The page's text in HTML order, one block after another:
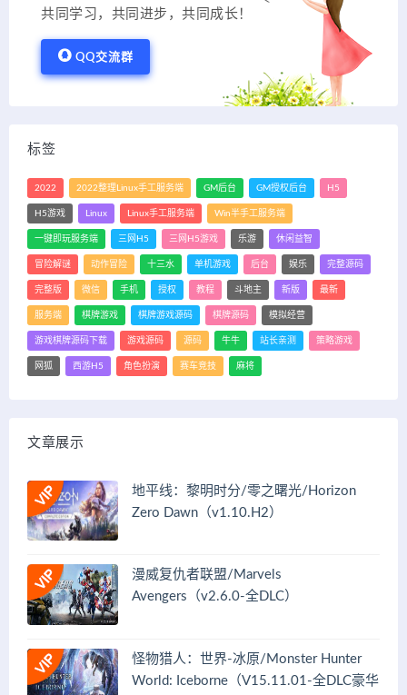
共同学习，共同进步，共同成长！
QQ交流群
标签
2022 2022整理Linux手工服务端 GM后台 GM授权后台 H5
H5游戏 Linux Linux手工服务端 Win半手工服务端
一键即玩服务端 三网H5 三网H5游戏 乐游 休闲益智
冒险解谜 动作冒险 十三水 单机游戏 后台 娱乐 完整源码
完整版 微信 手机 授权 教程 斗地主 新版 最新
服务端 棋牌游戏 棋牌游戏源码 棋牌源码 模拟经营
游戏棋牌源码下载 游戏源码 源码 牛牛 站长亲测 策略游戏
网狐 西游H5 角色扮演 赛车竞技 麻将
文章展示
地平线：黎明时分/零之曙光/Horizon
Zero Dawn（v1.10.H2）
漫威复仇者联盟/Marvels
Avengers（v2.6.0-全DLC）
怪物猎人：世界-冰原/Monster Hunter
World: Iceborne（V15.11.01-全DLC豪华